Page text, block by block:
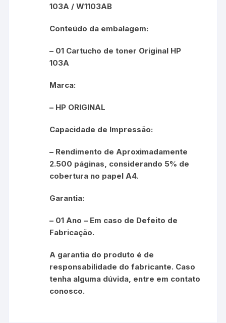
103A / W1103AB
Conteúdo da embalagem:
– 01 Cartucho de toner Original HP
103A
Marca:
– HP ORIGINAL
Capacidade de Impressão:
– Rendimento de Aproximadamente
2.500 páginas, considerando 5% de
cobertura no papel A4.
Garantia:
– 01 Ano – Em caso de Defeito de
Fabricação.
A garantia do produto é de
responsabilidade do fabricante. Caso
tenha alguma dúvida, entre em contato
conosco.